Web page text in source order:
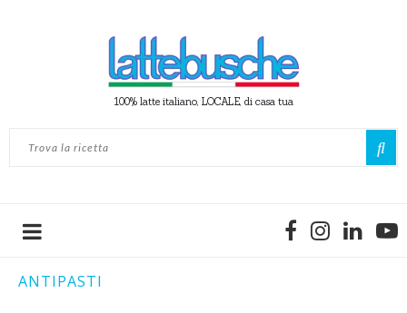
100% latte italiano, LOCALE, di casa tua
ANTIPASTI